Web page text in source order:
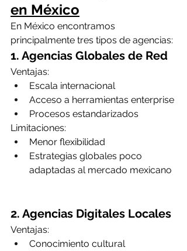
en México
En México encontramos
principalmente tres tipos de agencias:
1. Agencias Globales de Red
Ventajas:
Escala internacional
Acceso a herramientas enterprise
Procesos estandarizados
Limitaciones:
Menor flexibilidad
Estrategias globales poco
adaptadas al mercado mexicano
2. Agencias Digitales Locales
Ventajas:
Conocimiento cultural